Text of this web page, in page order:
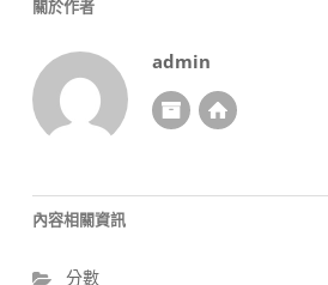
關於作者
admin
內容相關資訊
分數